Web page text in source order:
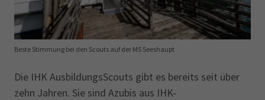
Beste Stimmung bei den Scouts auf der MS Seeshaupt
Die IHK AusbildungsScouts gibt es bereits seit über
zehn Jahren. Sie sind Azubis aus IHK-